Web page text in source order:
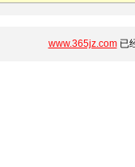
www.365jz.com已